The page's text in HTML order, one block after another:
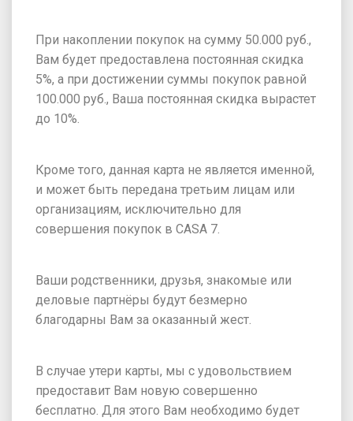
При накоплении покупок на сумму 50.000 руб.,
Вам будет предоставлена постоянная скидка
5%, а при достижении суммы покупок равной
100.000 руб., Ваша постоянная скидка вырастет
до 10%.
Кроме того, данная карта не является именной,
и может быть передана третьим лицам или
организациям, исключительно для
совершения покупок в CASA 7.
Ваши родственники, друзья, знакомые или
деловые партнёры будут безмерно
благодарны Вам за оказанный жест.
В случае утери карты, мы с удовольствием
предоставит Вам новую совершенно
бесплатно. Для этого Вам необходимо будет